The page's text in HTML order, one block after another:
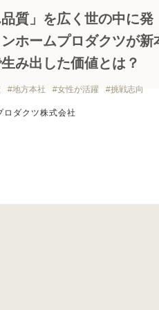
品質」を広く世の中に発
ホームプロダクツが新
み出した価値とは？
地方本社 女性が活躍 挑戦志向
ロダクツ株式会社